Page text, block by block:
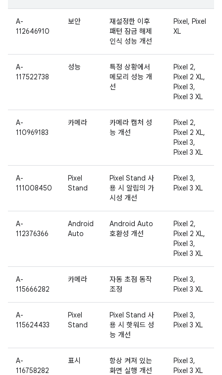
A-
112646910
보안
재설정한 이후
패턴 잠금 해제
인식 성능 개선
Pixel, Pixel
XL
A-
117522738
성능
특정 상황에서
메모리 성능 개
선
Pixel 2,
Pixel 2 XL,
Pixel 3,
Pixel 3 XL
A-
110969183
카메라
카메라 캡처 성
능 개선
Pixel 2,
Pixel 2 XL,
Pixel 3,
Pixel 3 XL
A-
111008450
Pixel
Stand
Pixel Stand 사
용 시 알림의 가
시성 개선
Pixel 3,
Pixel 3 XL
A-
112376366
Android
Auto
Android Auto
호환성 개선
Pixel 2,
Pixel 2 XL,
Pixel 3,
Pixel 3 XL
A-
115666282
카메라
자동 초점 동작
조정
Pixel 3,
Pixel 3 XL
A-
115624433
Pixel
Stand
Pixel Stand 사
용 시 핫워드 성
능 개선
Pixel 3,
Pixel 3 XL
A-
116758282
표시
항상 켜져 있는
화면 실행 개선
Pixel 3,
Pixel 3 XL